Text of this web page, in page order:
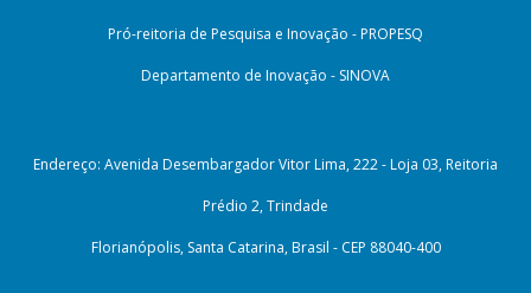
Pró-reitoria de Pesquisa e Inovação - PROPESQ
Departamento de Inovação - SINOVA
Endereço: Avenida Desembargador Vitor Lima, 222 - Loja 03, Reitoria
Prédio 2, Trindade
Florianópolis, Santa Catarina, Brasil - CEP 88040-400